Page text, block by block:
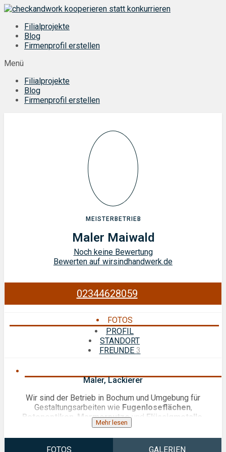
Zum
springenFilialprojekte
Blog
Firmenprofil erstellen
Menü
Filialprojekte
Blog
Firmenprofil erstellen
MEISTERBETRIEB
Maler Maiwald
Noch keine Bewertung
Bewerten auf wirsindhandwerk.de
02344628059
FOTOS
PROFIL
STANDORT
FREUNDE 3
Maler, Lackierer
Wir sind der Betrieb in Bochum und Umgebung für
Gestaltungsarbeiten wie Fugenloseflächen,
Betonoptiken
Marmorputzeund Flüssigmetalle
Mehr lesen
FOTOS GALERIEN